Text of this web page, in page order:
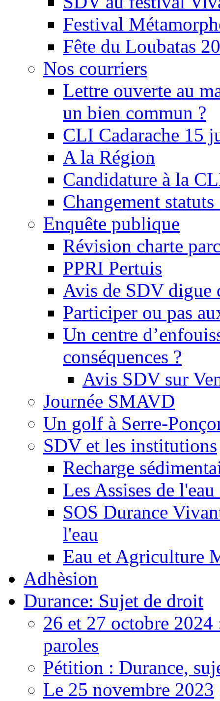
Festival
Fête du Loubatas
Nos courriers
Lettre ouverte au
un bien commun ?
CLI Cadarache 15
A la Région
Candidature à la
Changement
Enquête publique
Révision charte
PPRI Pertuis
Avis de SDV digue
Participer ou pas
Un centre
conséquences ?
Avis SDV sur
Journée SMAVD
Un golf à Serre-
SDV et les institutions
Recharge
Les Assises de
SOS Durance
l'eau
Eau et Agriculture
Adhèsion
Durance: Sujet de droit
26 et 27 octobre 2024
paroles
Pétition : Durance,
Le 25 novembre 2023